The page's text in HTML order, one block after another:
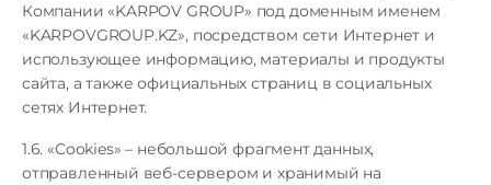
Компании «KARPOV GROUP» под доменным именем
«KARPOVGROUP.KZ», посредством сети Интернет и
использующее информацию, материалы и продукты
сайта, а также официальных страниц в социальных
сетях Интернет.
1.6. «Cookies» – небольшой фрагмент данных,
отправленный веб-сервером и хранимый на